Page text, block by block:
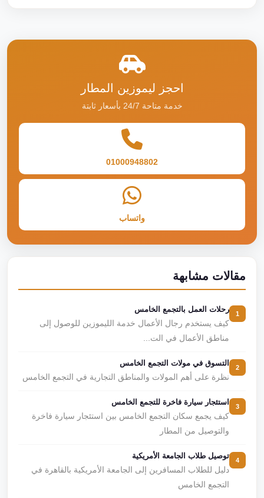
احجز ليموزين المطار
خدمة متاحة 24/7 بأسعار ثابتة
01000948802
واتساب
مقالات مشابهة
رحلات العمل بالتجمع الخامس
كيف يستخدم رجال الأعمال خدمة الليموزين للوصول إلى
مناطق الأعمال في الت...
التسوق في مولات التجمع الخامس
نظرة على أهم المولات والمناطق التجارية في التجمع الخامس
استئجار سيارة فاخرة للتجمع الخامس
كيف يجمع سكان التجمع الخامس بين استئجار سيارة فاخرة
والتوصيل من المطار
توصيل طلاب الجامعة الأمريكية
دليل للطلاب المسافرين إلى الجامعة الأمريكية بالقاهرة في
التجمع الخامس